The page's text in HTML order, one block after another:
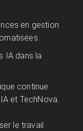
en gestion
IA dans la
continue
et TechNova.
le travail